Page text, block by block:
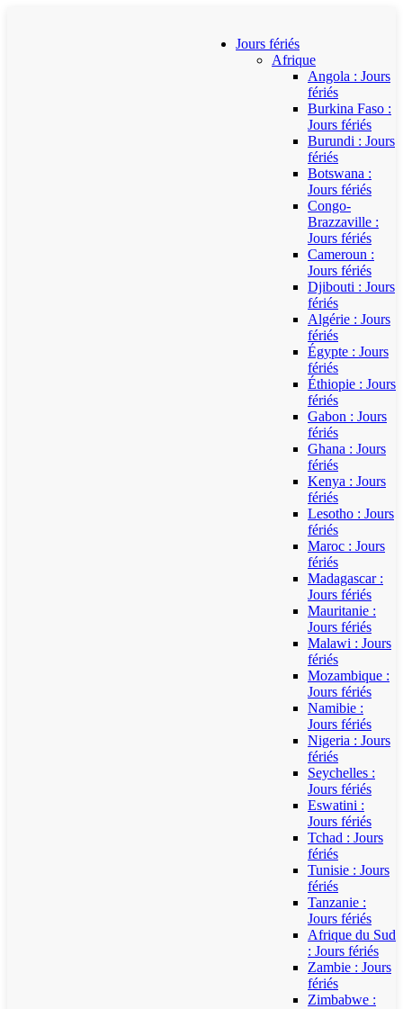
Jours fériés
Afrique
Angola : Jours
fériés
Burkina Faso :
Jours fériés
Burundi : Jours
fériés
Botswana :
Jours fériés
Congo-
Brazzaville :
Jours fériés
Cameroun :
Jours fériés
Djibouti : Jours
fériés
Algérie : Jours
fériés
Égypte : Jours
fériés
Éthiopie : Jours
fériés
Gabon : Jours
fériés
Ghana : Jours
fériés
Kenya : Jours
fériés
Lesotho : Jours
fériés
Maroc : Jours
fériés
Madagascar :
Jours fériés
Mauritanie :
Jours fériés
Malawi : Jours
fériés
Mozambique :
Jours fériés
Namibie :
Jours fériés
Nigeria : Jours
fériés
Seychelles :
Jours fériés
Eswatini :
Jours fériés
Tchad : Jours
fériés
Tunisie : Jours
fériés
Tanzanie :
Jours fériés
Afrique du Sud
: Jours fériés
Zambie : Jours
fériés
Zimbabwe :